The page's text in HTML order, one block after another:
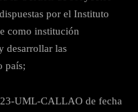
por el Instituto
como institución
desarrollar las
país;
UML-CALLAO de fecha